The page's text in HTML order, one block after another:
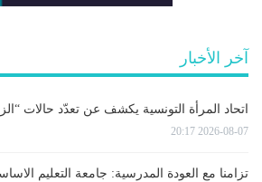
آخر الأخبار
اتحاد المرأة التونسية يكشف عن تعدّد حالات
2026-08-07 20:17
تزامنا مع العودة المدرسية: جامعة التعليم